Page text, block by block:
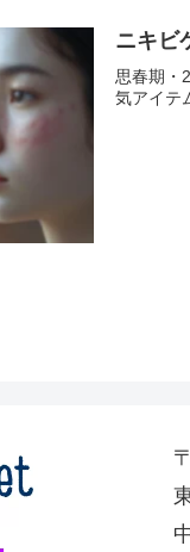
ニキビ
思春期・
気アイテ